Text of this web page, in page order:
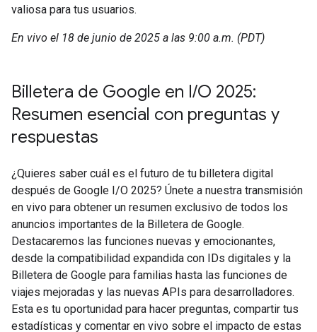
valiosa para tus usuarios.
En vivo el 18 de junio de 2025 a las 9:00 a.m. (PDT)
Billetera de Google en I/O 2025:
Resumen esencial con preguntas y
respuestas
¿Quieres saber cuál es el futuro de tu billetera digital
después de Google I/O 2025? Únete a nuestra transmisión
en vivo para obtener un resumen exclusivo de todos los
anuncios importantes de la Billetera de Google.
Destacaremos las funciones nuevas y emocionantes,
desde la compatibilidad expandida con IDs digitales y la
Billetera de Google para familias hasta las funciones de
viajes mejoradas y las nuevas APIs para desarrolladores.
Esta es tu oportunidad para hacer preguntas, compartir tus
estadísticas y comentar en vivo sobre el impacto de estas